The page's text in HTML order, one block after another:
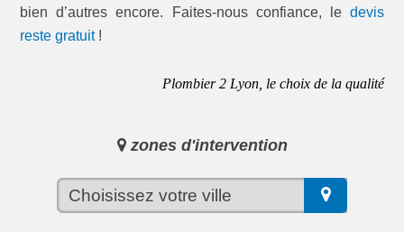
bien d’autres encore. Faites-nous confiance, le devis
reste gratuit!
Plombier 2 Lyon, le choix de la qualité
zones d'intervention